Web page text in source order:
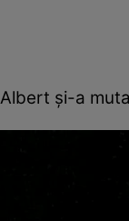
și-a